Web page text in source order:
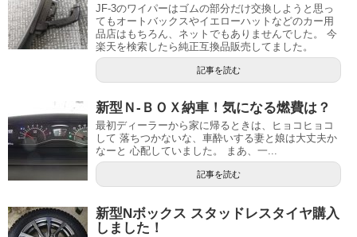
JF-3のワイパーはゴムの部分だけ交換しようと思っ
てもオートバックスやイエローハットなどのカー用
品店はもちろん、ネットでもありませんでした。 今
楽天を検索したら純正互換品販売してました。
記事を読む
新型Ｎ-ＢＯＸ納車！気になる燃費は？
最初ディーラーから家に帰るときは、ヒョコヒョコ
して 落ちつかないな、車酔いする妻と娘は大丈夫か
なーと 心配していました。 まあ、一...
記事を読む
新型Nボックス スタッドレスタイヤ購入
しました！